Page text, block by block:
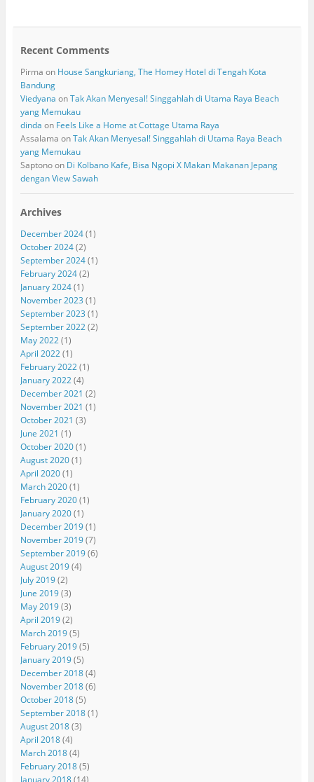
Recent Comments
Pirma on House Sangkuriang, The Homey Hotel di Tengah Kota
Bandung
Viedyana onTak Akan Menyesal! Singgahlah di Utama Raya Beach
yang Memukau
dinda on Feels Like a Home at Cottage Utama Raya
Assalama onTak Akan Menyesal! Singgahlah di Utama Raya Beach
yang Memukau
Saptonoon Di Kolbano Kafe, Bisa Ngopi X Makan Makanan Jepang
dengan View Sawah
Archives
December 2024(1)
October 2024(2)
September 2024(1)
February 2024(2)
January 2024(1)
November 2023 (1)
September 2023 (1)
September 2022(2)
May 2022(1)
April 2022(1)
February 2022(1)
January 2022(4)
December 2021 (2)
November 2021 (1)
October 2021 (3)
June 2021 (1)
October 2020(1)
August 2020(1)
April 2020(1)
March 2020(1)
February 2020(1)
January 2020(1)
December 2019(1)
November 2019(7)
September 2019(6)
August 2019(4)
July 2019(2)
June 2019(3)
May 2019(3)
April 2019(2)
March 2019(5)
February 2019(5)
January 2019(5)
December 2018(4)
November 2018(6)
October 2018(5)
September 2018(1)
August 2018(3)
April 2018(4)
March 2018(4)
February 2018(5)